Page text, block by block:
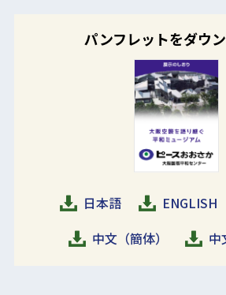
パンフレットをダウ
日本語 ENGLISH
中文（簡体）
中